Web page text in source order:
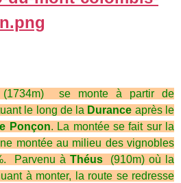
(1734m) se monte à partir de
le long de la Durance après le
Ponçon. La montée se fait sur la
montée au milieu des vignobles
Parvenu à Théus(910m) où la
à monter, la route se redresse